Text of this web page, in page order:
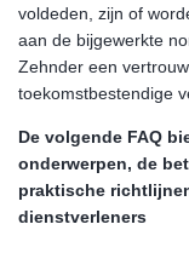
voldeden, zijn of
aan de bijgewerkte
Zehnder een
toekomstbestendige
De volgende FAQ
onderwerpen, de
praktische
dienstverleners